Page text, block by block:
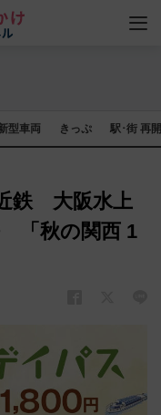
型車両 きっぷ 駅･街 再
鉄 大阪水上
秋の関西 1